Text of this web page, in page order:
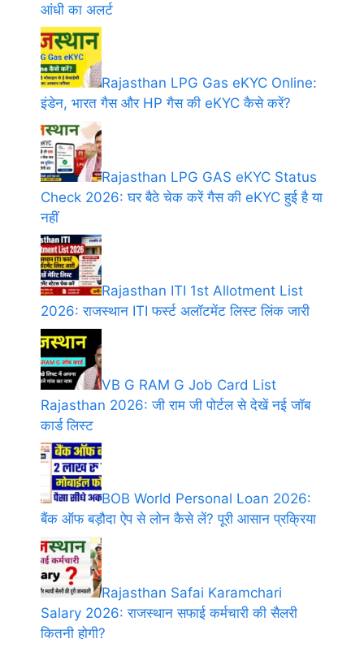
आंधी का अलर्ट
Rajasthan LPG Gas eKYC Online:
इंडेन, भारत गैस और HP गैस की eKYC कैसे करें?
Rajasthan LPG GAS eKYC Status
Check 2026: घर बैठे चेक करें गैस की eKYC हुई है या
नहीं
Rajasthan ITI 1st Allotment List
2026: राजस्थान ITI फर्स्ट अलॉटमेंट लिस्ट लिंक जारी
VB G RAM G Job Card List
Rajasthan 2026: जी राम जी पोर्टल से देखें नई जॉब
कार्ड लिस्ट
BOB World Personal Loan 2026:
बैंक ऑफ बड़ौदा ऐप से लोन कैसे लें? पूरी आसान प्रक्रिया
Rajasthan Safai Karamchari
Salary 2026: राजस्थान सफाई कर्मचारी की सैलरी
कितनी होगी?